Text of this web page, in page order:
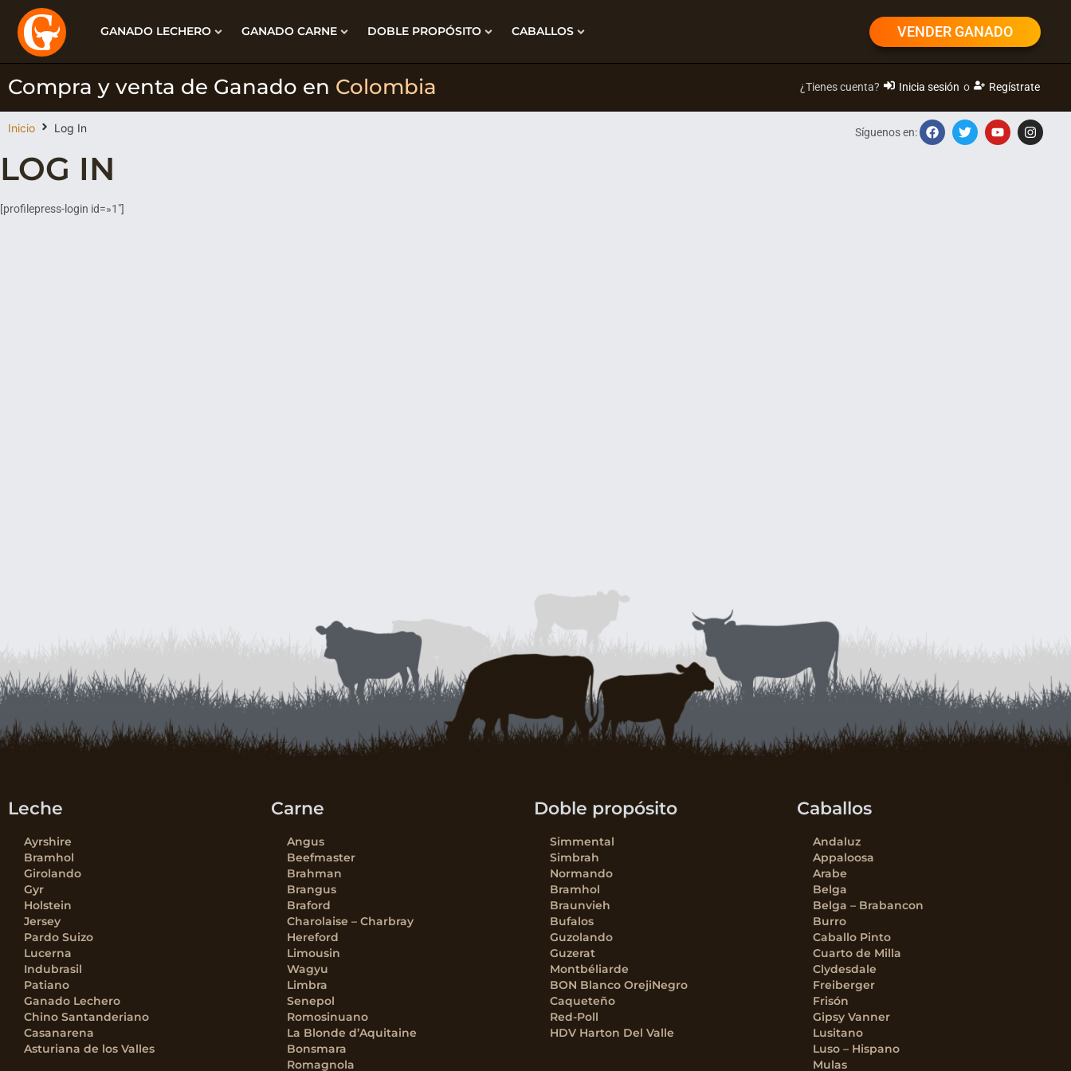
GANADO LECHERO GANADO CARNE DOBLE PROPÓSITO CABALLOS VENDER GANADO
Compra y venta de Ganado en Colombia ¿Tienes cuenta? Inicia sesión o Regístrate
Inicio Log In Síguenos en:
LOG IN
[profilepress-login id=»1″]
Leche
Ayrshire
Bramhol
Girolando
Gyr
Holstein
Jersey
Pardo Suizo
Lucerna
Indubrasil
Patiano
Ganado Lechero
Chino Santanderiano
Casanarena
Asturiana de los Valles
Carne
Angus
Beefmaster
Brahman
Brangus
Braford
Charolaise – Charbray
Hereford
Limousin
Wagyu
Limbra
Senepol
Romosinuano
La Blonde d’Aquitaine
Bonsmara
Romagnola
Doble propósito
Simmental
Simbrah
Normando
Bramhol
Braunvieh
Bufalos
Guzolando
Guzerat
Montbéliarde
BON Blanco OrejiNegro
Caqueteño
Red-Poll
HDV Harton Del Valle
Caballos
Andaluz
Appaloosa
Arabe
Belga
Belga – Brabancon
Burro
Caballo Pinto
Cuarto de Milla
Clydesdale
Freiberger
Frisón
Gipsy Vanner
Lusitano
Luso – Hispano
Mulas